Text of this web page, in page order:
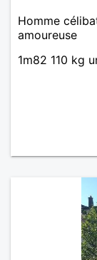
Homme
amoureuse
1m82 110 kg